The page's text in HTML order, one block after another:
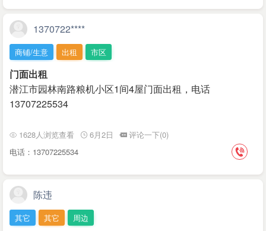
1370722****
商铺/生意 出租 市区
门面出租
潜江市园林南路粮机小区1间4屋门面出租，电话
13707225534
1628人浏览查看 6月2日
评论一下(0)
电话：13707225534
陈违
其它 其它 周边